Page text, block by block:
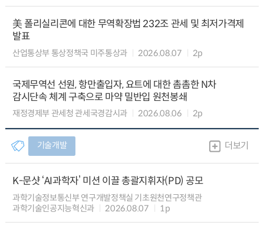
美 폴리실리콘에 대한 무역확장법 232조 관세 및 최저가격제
발표
산업통상부 통상정책국 미주통상과 2026.08.07 2p
국제무역선 선원, 항만출입자, 요트에 대한 촘촘한 N차
감시단속 체계 구축으로 마약 밀반입 원천봉쇄
재정경제부 관세청 관세국경감시과 2026.08.06 2p
기술개발 더보기
K-문샷 ‘AI과학자’ 미션 이끌 총괄지휘자(PD) 공모
과학기술정보통신부 연구개발정책실 기초원천연구정책관
과학기술인공지능혁신과
2026.08.07 1p